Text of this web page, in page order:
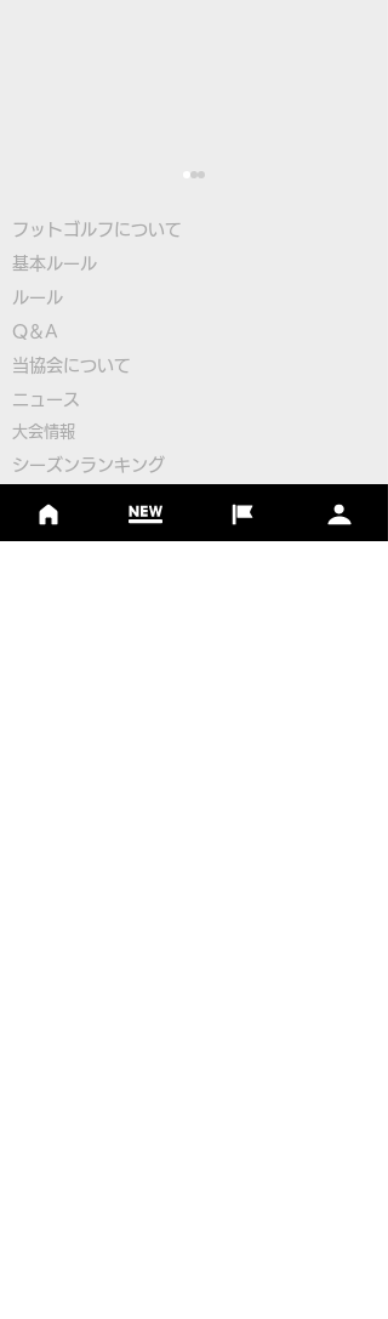
大塚選手が日本勢トップ
ゴルフ初のユースW杯開
フットゴルフについて
基本ルール
ルール
Q＆A
​当協会について
​ニュース
大会情報
シーズンランキング